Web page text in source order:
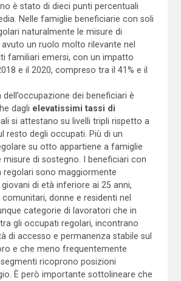
è stato di dieci punti percentuali
Nelle famiglie beneficiarie con soli
naturalmente le misure di
un ruolo molto rilevante nel
familiari emersi, con un impatto
e il 2020, compreso tra il 41% e il
dell’occupazione dei beneficiari è
dagli elevatissimi tassi di
si attestano su livelli tripli rispetto a
resto degli occupati. Più di un
su otto appartiene a famiglie
misure di sostegno. I beneficiari con
regolari sono maggiormente
di età inferiore ai 25 anni,
donne e residenti nel
categorie di lavoratori che in
gli occupati regolari, incontrano
di accesso e permanenza stabile sul
e che meno frequentemente
ricoprono posizioni
È però importante sottolineare che